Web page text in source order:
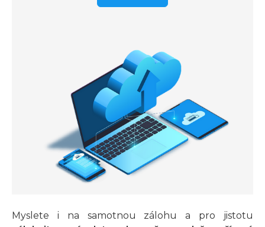
Myslete i na samotnou zálohu a pro jistotu